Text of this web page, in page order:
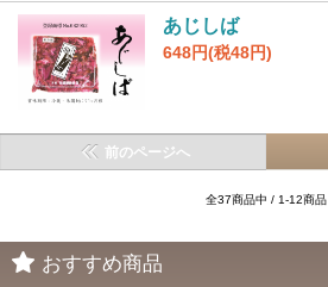
あじしば
648円(税48円)
前のページへ
全37商品中 / 1-12商品
おすすめ商品